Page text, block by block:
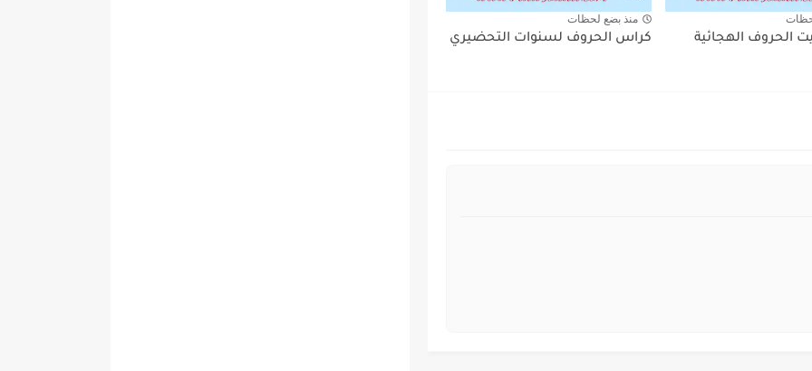
الحروف الهجائية
منذ بضع لحظات
كراس الحروف لسنوات التحضيري